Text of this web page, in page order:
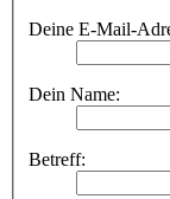
Deine E-Mail-
Dein Name:
Betreff: